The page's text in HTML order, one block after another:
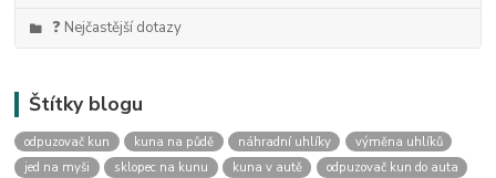
❓ Nejčastější dotazy
Štítky blogu
odpuzovač kun kuna na půdě náhradní uhlíky
výměna uhlíků
jed na myši
sklopec na kunu kuna v autě
odpuzovač kun do auta